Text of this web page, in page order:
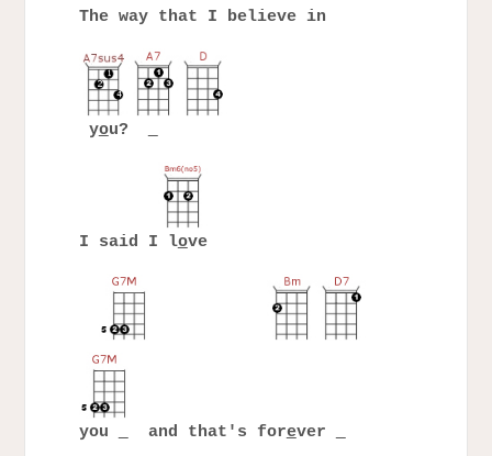
The way that I believe in
you?
I said I love
you and that's forever